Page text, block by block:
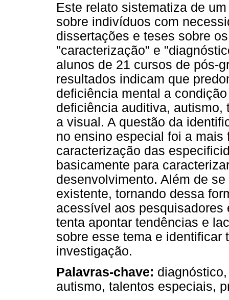
Este relato sistematiza de
sobre indivíduos com
dissertações e teses sobre
"caracterização" e
alunos de 21 cursos de pós-
resultados indicam que
deficiência mental a
deficiência auditiva,
a visual. A questão da
no ensino especial foi a
caracterização das
basicamente para
desenvolvimento. Além de
existente, tornando dessa
acessível aos
tenta apontar tendências e
sobre esse tema e identificar
investigação.
Palavras-chave:
autismo, talentos especiais,